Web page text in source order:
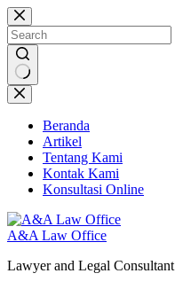
Skip
to
content
No
results
Beranda
Artikel
Tentang Kami
Kontak Kami
Konsultasi Online
A&A Law Office
Lawyer and Legal Consultant